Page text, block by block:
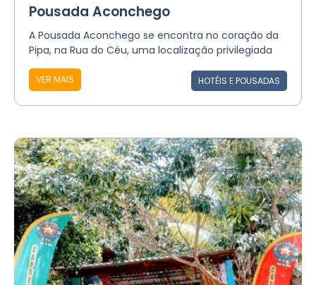
Pousada Aconchego
A Pousada Aconchego se encontra no coração da
Pipa, na Rua do Céu, uma localização privilegiada
VER MAIS HOTÉIS E POUSADAS